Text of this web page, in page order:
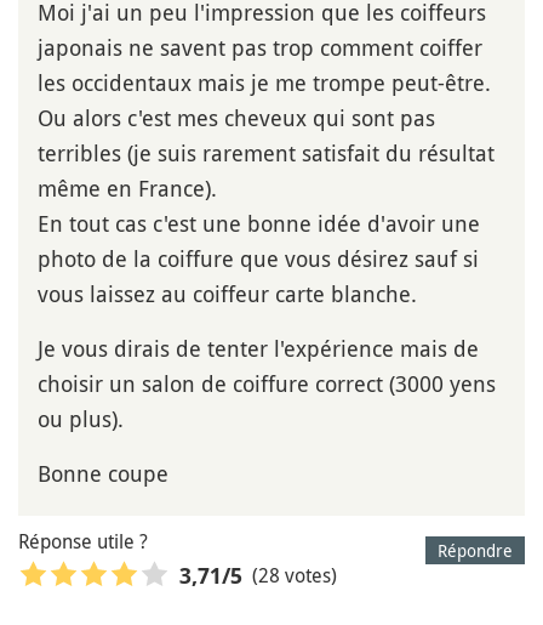
Moi j'ai un peu l'impression que les coiffeurs
japonais ne savent pas trop comment coiffer
les occidentaux mais je me trompe peut-être.
Ou alors c'est mes cheveux qui sont pas
terribles (je suis rarement satisfait du résultat
même en France).
En tout cas c'est une bonne idée d'avoir une
photo de la coiffure que vous désirez sauf si
vous laissez au coiffeur carte blanche.
Je vous dirais de tenter l'expérience mais de
choisir un salon de coiffure correct (3000 yens
ou plus).
Bonne coupe
Répondre
Réponse utile ?
3,71/5 (28 votes)